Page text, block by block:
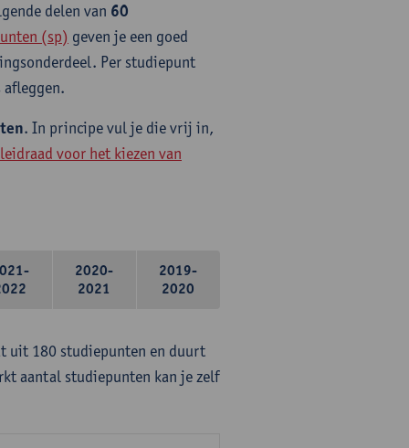
delen van 60
(sp) geven je een goed
Per studiepunt
afleggen.
. In principe vul je die vrij in,
leidraad voor het kiezen van
2020-
2021
2019-
2020
uit 180 studiepunten en duurt
aantal studiepunten kan je zelf